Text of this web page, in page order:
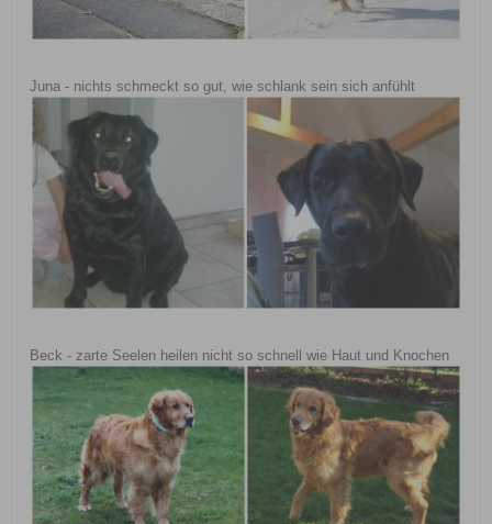
Juna - nichts schmeckt so gut, wie schlank sein sich anfühlt
Beck - zarte Seelen heilen nicht so schnell wie Haut und Knochen